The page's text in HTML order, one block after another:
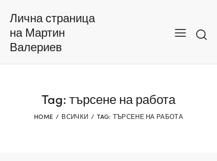
Лична страница
на Мартин
Валериев
Tag: търсене на работа
HOME ВСИЧКИ TAG: ТЪРСЕНЕ НА РАБОТА